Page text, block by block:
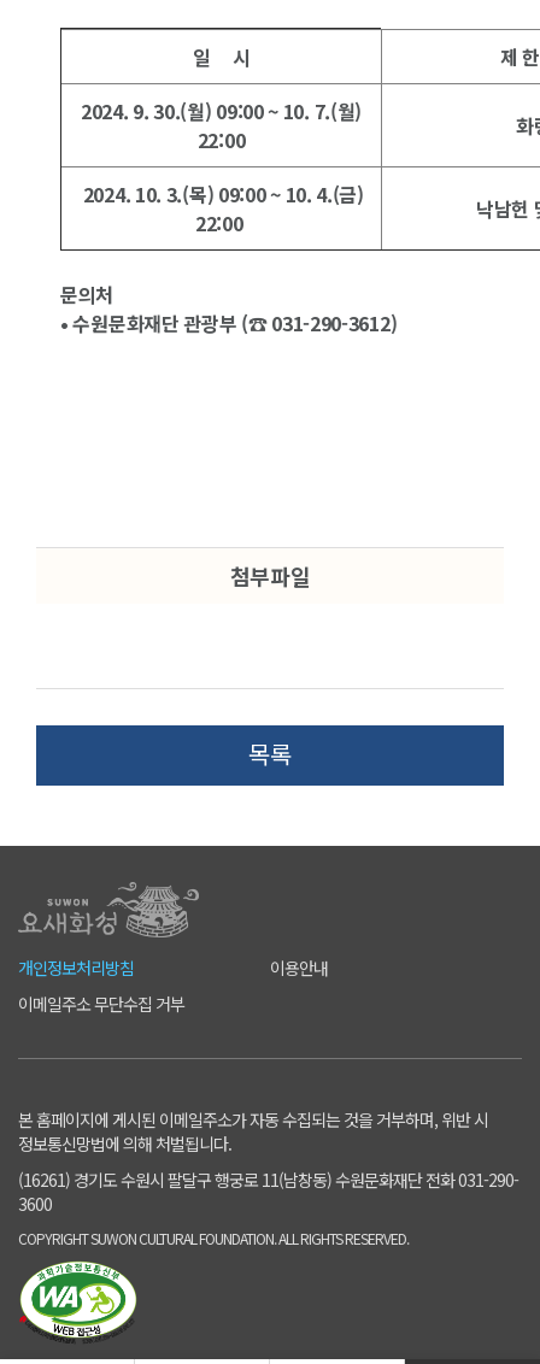
일 시
제
2024. 9. 30.(월) 09:00 ~ 10. 7.(월)
22:00
화
2024. 10. 3.(목) 09:00 ~ 10. 4.(금)
22:00
낙남헌
문의처
• 수원문화재단 관광부 (☎ 031-290-3612)
첨부파일
목록
개인정보처리방침
이용안내
이메일주소 무단수집 거부
본 홈페이지에 게시된 이메일주소가 자동 수집되는 것을 거부하며, 위반 시
정보통신망법에 의해 처벌됩니다.
(16261) 경기도 수원시 팔달구 행궁로 11(남창동) 수원문화재단 전화 031-290-
3600
COPYRIGHT SUWON CULTURAL FOUNDATION. ALL RIGHTS RESERVED.